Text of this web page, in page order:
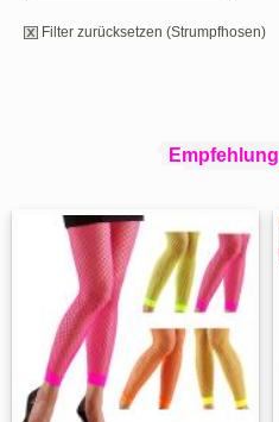
Filter zurücksetzen (Strumpfhosen)
Empfehlung